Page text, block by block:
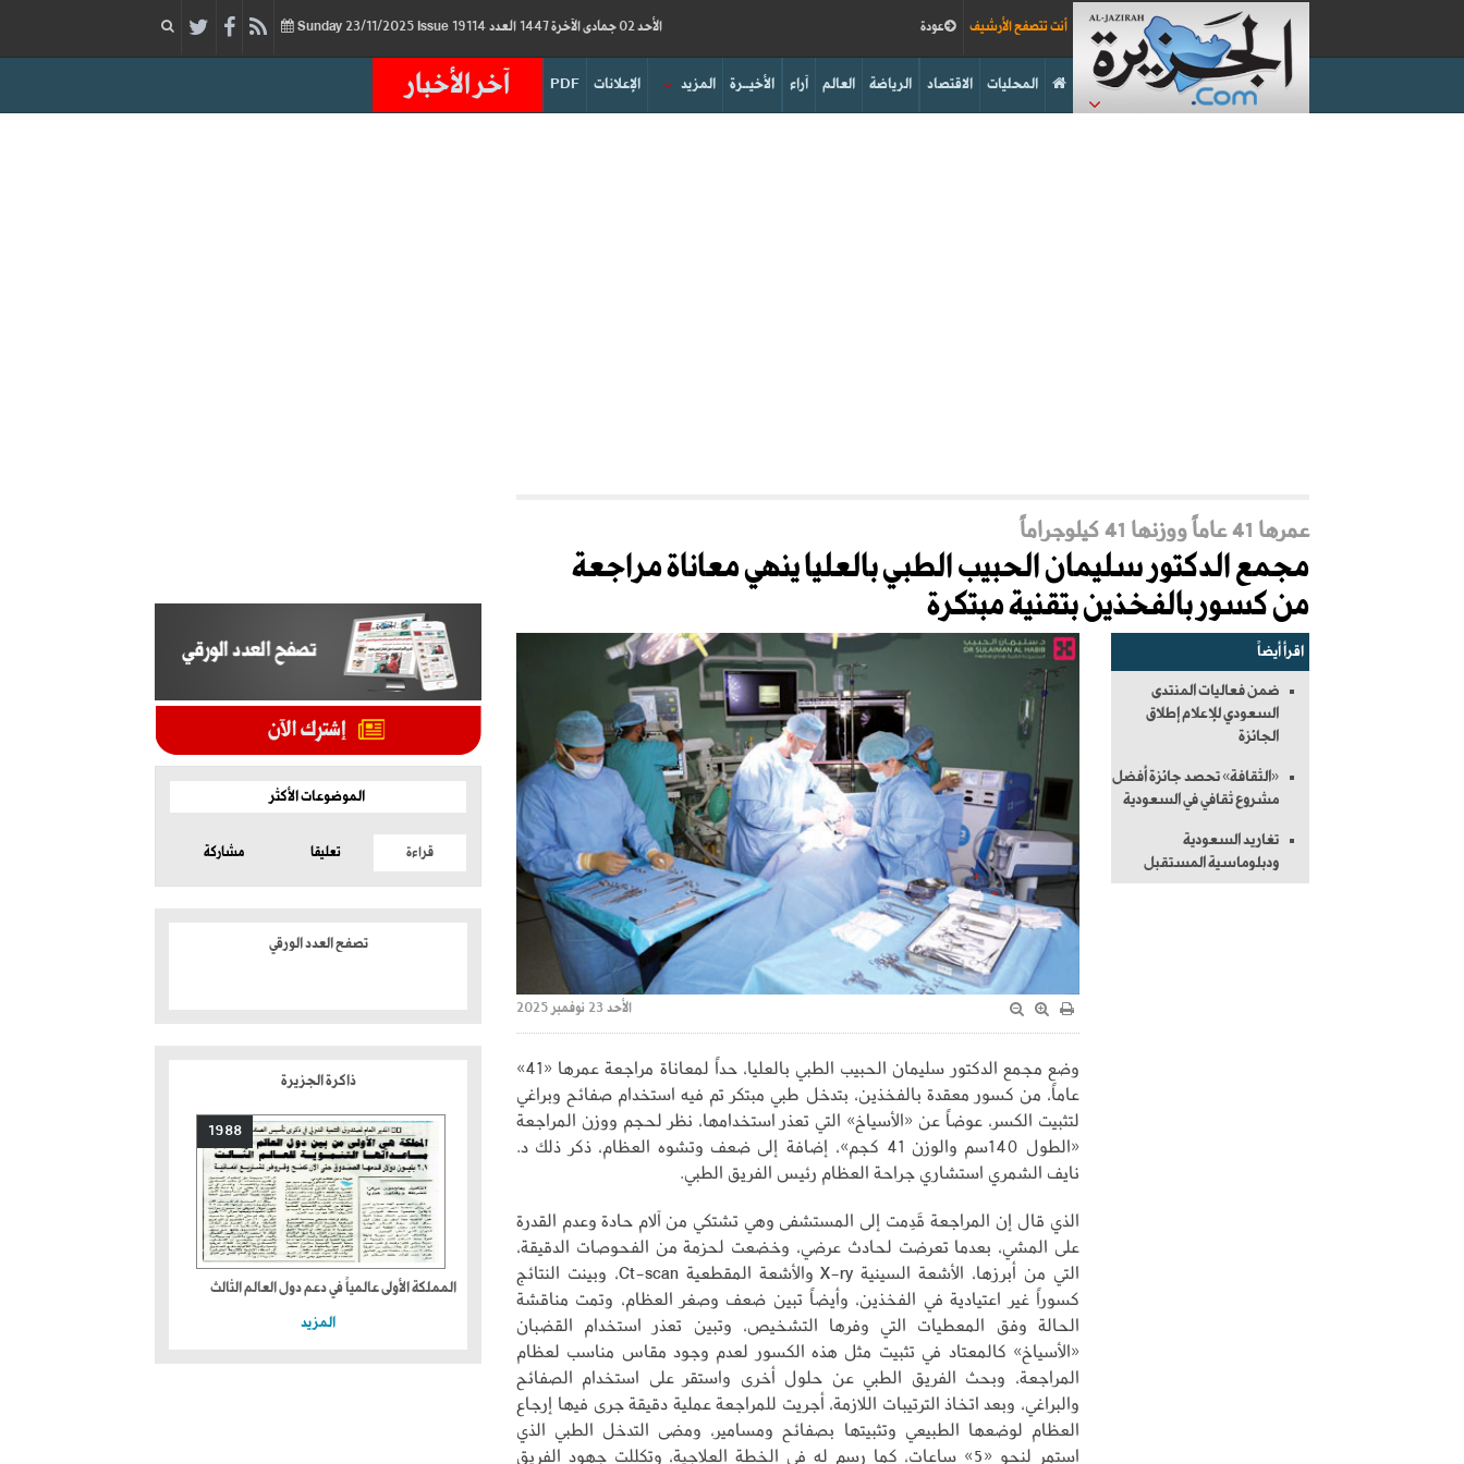
الأحد 02 جمادى الآخرة 1447 العدد 19114 23/11/2025 Issue عودة أنت تتصفح الأرشيف
آخر الأخبار PDF الإعلانات المزيد الأخيــرة آراء العالم الرياضة الاقتصاد المحليات
عمرها 41 عاماً ووزنها 41 كيلوجراماً
مجمع الدكتور سليمان الحبيب الطبي بالعليا ينهي معاناة مراجعة
من كسور بالفخذين بتقنية مبتكرة
اقرأ أيضاً
ضمن فعاليات المنتدى
السعودي للإعلام إطلاق
الجائزة
«الثقافة» تحصد جائزة أفضل
مشروع ثقافي في السعودية
تغاريد السعودية
ودبلوماسية المستقبل
الأحد 23 نوفمبر 2025
وضع مجمع الدكتور سليمان الحبيب الطبي بالعليا، حداً لمعاناة مراجعة عمرها «41»
عاماً، من كسور معقدة بالفخذين، بتدخل طبي مبتكر تم فيه استخدام صفائح وبراغي
لتثبيت الكسر، عوضاً عن «الأسياخ» التي تعذر استخدامها، نظر لحجم ووزن المراجعة
«الطول 140سم والوزن 41 كجم»، إضافة إلى ضعف وتشوه العظام، ذكر ذلك د.
نايف الشمري استشاري جراحة العظام رئيس الفريق الطبي.
الذي قال إن المراجعة قَدِمت إلى المستشفى وهي تشتكي من آلام حادة وعدم القدرة
على المشي، بعدما تعرضت لحادث عرضي، وخضعت لحزمة من الفحوصات الدقيقة،
التي من أبرزها، الأشعة السينية X-ry والأشعة المقطعية Ct-scan، وبينت النتائج
كسوراً غير اعتيادية في الفخذين، وأيضاً تبين ضعف وصغر العظام، وتمت مناقشة
الحالة وفق المعطيات التي وفرها التشخيص، وتبين تعذر استخدام القضبان
«الأسياخ» كالمعتاد في تثبيت مثل هذه الكسور لعدم وجود مقاس مناسب لعظام
المراجعة، وبحث الفريق الطبي عن حلول أخرى واستقر على استخدام الصفائح
والبراغي، وبعد اتخاذ الترتيبات اللازمة، أجريت للمراجعة عملية دقيقة جرى فيها إرجاع
العظام لوضعها الطبيعي وتثبيتها بصفائح ومسامير، ومضى التدخل الطبي الذي
استمر لنحو «5» ساعات، كما رسم له في الخطة العلاجية، وتكللت جهود الفريق
الموضوعات الأكثر
قراءة تعليقا مشاركة
تصفح العدد الورقي
ذاكرة الجزيرة
1988
المملكة الأولى عالمياً في دعم دول العالم الثالث
المزيد